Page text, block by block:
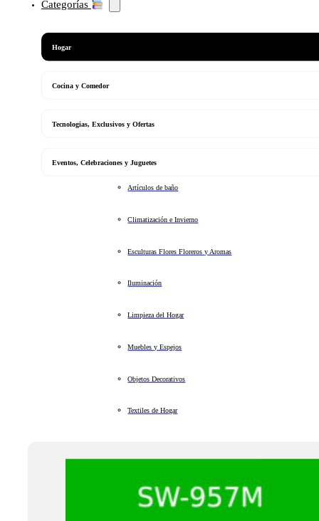
Categorías
Hogar
Cocina y Comedor
Tecnologias, Exclusivos y Ofertas
Eventos, Celebraciones y Juguetes
Artículos de baño
Climatización e Invierno
Esculturas Flores Floreros y Aromas
Iluminación
Limpieza del Hogar
Muebles y Espejos
Objetos Decorativos
Textiles de Hogar